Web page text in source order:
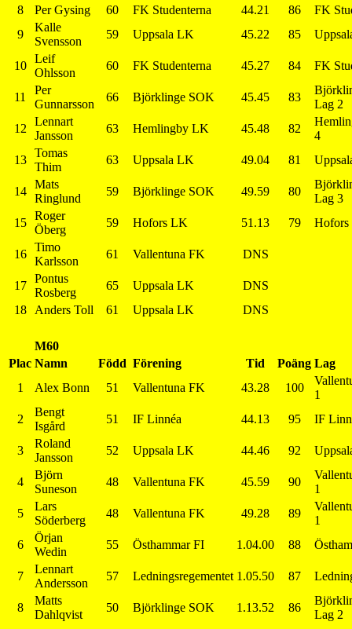
8
Per Gysing 60 FK Studenterna 44.21 86
FK
9
Kalle
Svensson
59 Uppsala LK 45.22 85
10
Leif
Ohlsson
60 FK Studenterna 45.27 84 FK
11
Per
Gunnarsson
66 Björklinge SOK 45.45 83
Lag 2
12
Lennart
Jansson
63 Hemlingby LK 45.48 82
4
13
Tomas
Thim
63 Uppsala LK 49.04 81
14
Mats
Ringlund
59 Björklinge SOK 49.59 80
Lag 3
15
Roger
Öberg
59 Hofors LK 51.13 79
16
Timo
Karlsson
61 Vallentuna FK DNS
17
Pontus
Rosberg
65 Uppsala LK
DNS
18
Anders Toll 61 Uppsala LK DNS
M60
Plac Namn Född Förening Tid Poäng Lag
1
Alex Bonn 51 Vallentuna FK 43.28 100
1
2
Bengt
Isgård
51 IF Linnéa 44.13 95 IF
3
Roland
Jansson
52 Uppsala LK 44.46 92
4
Björn
Suneson
48 Vallentuna FK 45.59 90
1
5
Lars
Söderberg
48 Vallentuna FK 49.28 89
1
6
Örjan
Wedin
55 Östhammar FI 1.04.00 88
7
Lennart
Andersson
57 Ledningsregementet 1.05.50 87
8
Matts
Dahlqvist
50 Björklinge SOK 1.13.52 86
Lag 2